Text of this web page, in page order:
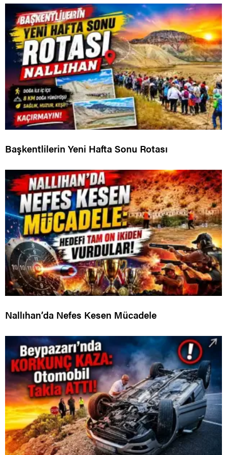
Başkentlilerin Yeni Hafta Sonu Rotası
Nallıhan’da Nefes Kesen Mücadele